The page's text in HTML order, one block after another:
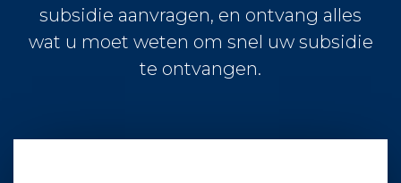
subsidie aanvragen, en ontvang alles
wat u moet weten om snel uw subsidie
te ontvangen.